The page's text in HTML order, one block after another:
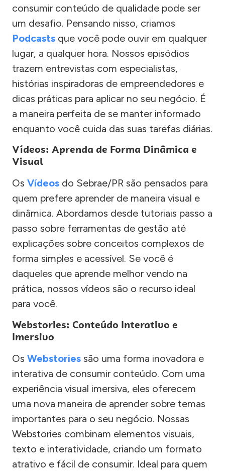
consumir conteúdo de qualidade pode ser
um desafio. Pensando nisso, criamos
Podcasts que você pode ouvir em qualquer
lugar, a qualquer hora. Nossos episódios
trazem entrevistas com especialistas,
histórias inspiradoras de empreendedores e
dicas práticas para aplicar no seu negócio. É
a maneira perfeita de se manter informado
enquanto você cuida das suas tarefas diárias.
Vídeos: Aprenda de Forma Dinâmica e
Visual
Os Vídeos do Sebrae/PR são pensados para
quem prefere aprender de maneira visual e
dinâmica. Abordamos desde tutoriais passo a
passo sobre ferramentas de gestão até
explicações sobre conceitos complexos de
forma simples e acessível. Se você é
daqueles que aprende melhor vendo na
prática, nossos vídeos são o recurso ideal
para você.
Webstories: Conteúdo Interativo e
Imersivo
Os Webstories são uma forma inovadora e
interativa de consumir conteúdo. Com uma
experiência visual imersiva, eles oferecem
uma nova maneira de aprender sobre temas
importantes para o seu negócio. Nossas
Webstories combinam elementos visuais,
texto e interatividade, criando um formato
atrativo e fácil de consumir. Ideal para quem